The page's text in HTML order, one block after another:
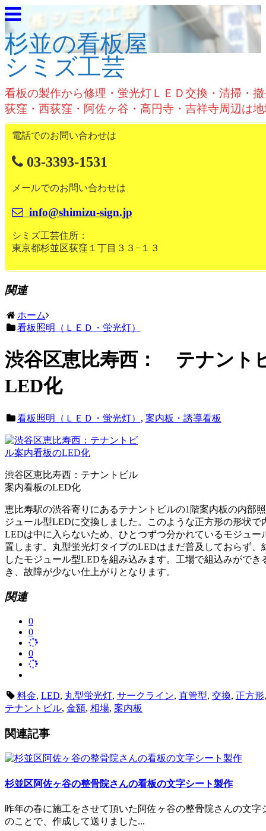
杉並の看板屋
シミズ工芸
看板の製作から修理・蛍光灯ＬＥＤ交換・清掃・
荻窪・西荻窪・阿佐ヶ谷・高円寺・吉祥寺周辺は
電話でのお問い合わせは
03-3393-1531
メールでのお問い合わせは
info@shimizu-sign.jp
シミズ工芸住所：
東京都杉並区荻窪１丁目３３−１３
関連
ホーム
看板照明（ＬＥＤ・蛍光灯）
渋谷区恵比寿西： テナント
LED化
看板照明（ＬＥＤ・蛍光灯） , 案内板・誘導看板
渋谷区恵比寿西：テナントビル
案内看板のLED化
恵比寿駅の渋谷寄りにあるテナントビルの1階案内板の内部
ジュール型LEDに交換しました。このような正方形の形状
LEDは中に入らないため、ひとつずつ分かれているモジュ
置します。丸型蛍光灯タイプのLEDはまだ普及しておらず
したモジュール型LEDを組み込みます。工場で組込みがで
き、故障が少ない仕上がりとなります。
関連
0
0
0
料金, LED, 丸型蛍光灯, サークライン, 直管型, 交換, 正方形
テナントビル, 金額, 相場, 案内板
関連記事
杉並区阿佐ヶ谷の整骨院さんの看板の文字シート製作
昨年の春に施工をさせて頂いた阿佐ヶ谷の整骨院さんの文
のことで、作成して送りました...